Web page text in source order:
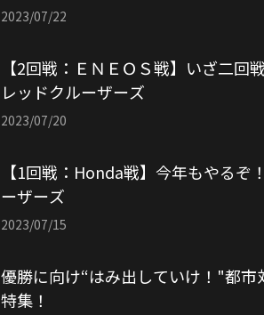
2023/07/22
【2回戦：ＥＮＥＯＳ戦】いざ二
レッドクルーザーズ
2023/07/20
【1回戦：Honda戦】今年もやる
ーザーズ
2023/07/15
優勝に向け“はみ出していけ！"都
特集！